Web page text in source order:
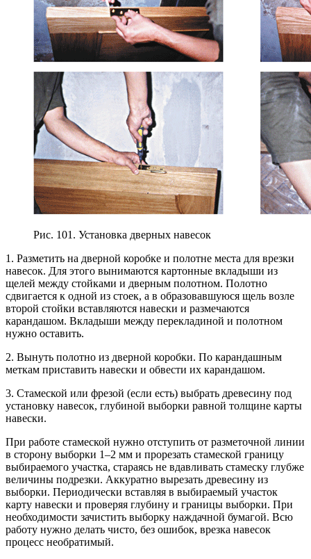
Рис. 101. Установка дверных навесок
1. Разметить на дверной коробке и полотне места для врезки
навесок. Для этого вынимаются картонные вкладыши из
щелей между стойками и дверным полотном. Полотно
сдвигается к одной из стоек, а в образовавшуюся щель возле
второй стойки вставляются навески и размечаются
карандашом. Вкладыши между перекладиной и полотном
нужно оставить.
2. Вынуть полотно из дверной коробки. По карандашным
меткам приставить навески и обвести их карандашом.
3. Стамеской или фрезой (если есть) выбрать древесину под
установку навесок, глубиной выборки равной толщине карты
навески.
При работе стамеской нужно отступить от разметочной линии
в сторону выборки 1–2 мм и прорезать стамеской границу
выбираемого участка, стараясь не вдавливать стамеску глубже
величины подрезки. Аккуратно вырезать древесину из
выборки. Периодически вставляя в выбираемый участок
карту навески и проверяя глубину и границы выборки. При
необходимости зачистить выборку наждачной бумагой. Всю
работу нужно делать чисто, без ошибок, врезка навесок
процесс необратимый.